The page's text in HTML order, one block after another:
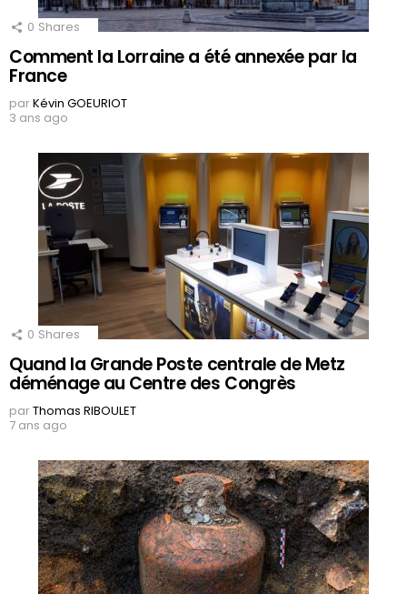
0 Shares
Comment la Lorraine a été annexée par la
France
parKévin GOEURIOT
3 ans ago
0 Shares
Quand la Grande Poste centrale de Metz
déménage au Centre des Congrès
parThomas RIBOULET
7 ans ago